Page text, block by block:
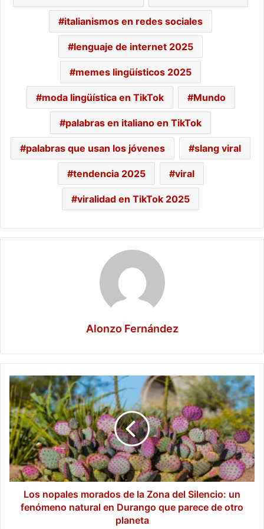
italianismos en redes sociales
lenguaje de internet 2025
memes lingüísticos 2025
moda lingüística en TikTok Mundo
palabras en italiano en TikTok
palabras que usan los jóvenes slang viral
tendencia 2025 viral
viralidad en TikTok 2025
Alonzo Fernández
Los
nopales
morados
de
la
Zona
del
Silencio:
un
fenómeno
natural
Los nopales morados de la Zona del Silencio: un
fenómeno natural en Durango que parece de otro
planeta